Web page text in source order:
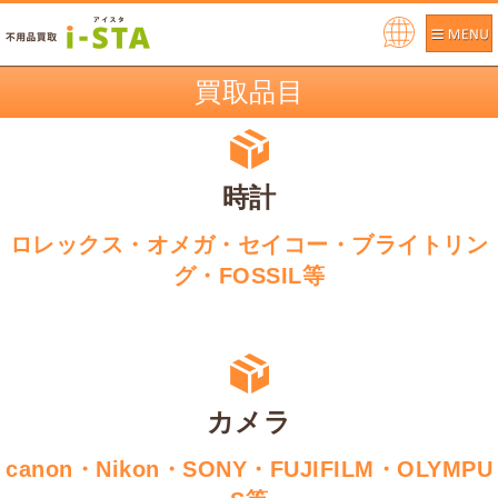
買取品目
時計
ロレックス・オメガ・セイコー・ブライトリン
グ・FOSSIL等
カメラ
canon・Nikon・SONY・FUJIFILM・OLYMPU